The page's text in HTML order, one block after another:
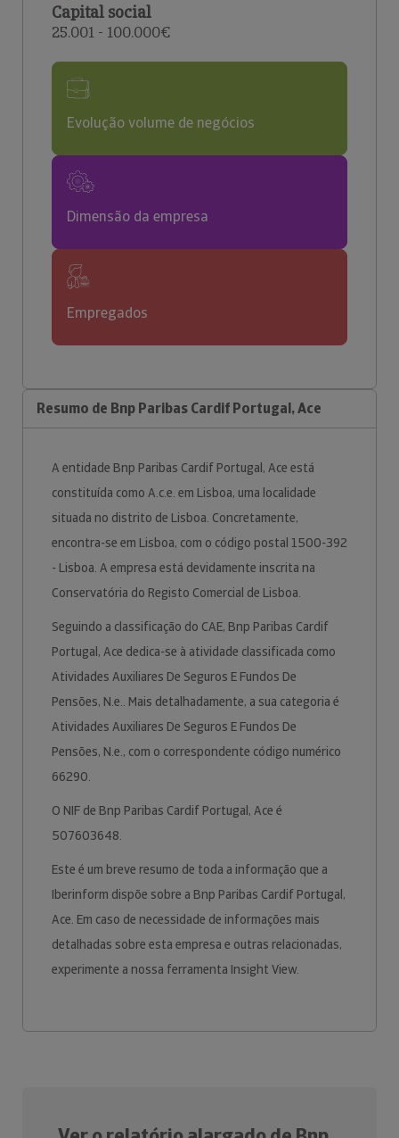
Capital social
25.001 - 100.000€
Evolução volume de negócios
Dimensão da empresa
Empregados
Resumo de Bnp Paribas Cardif Portugal, Ace
A entidade Bnp Paribas Cardif Portugal, Ace está
constituída como A.c.e. em Lisboa, uma localidade
situada no distrito de Lisboa. Concretamente,
encontra-se em Lisboa, com o código postal 1500-392
- Lisboa. A empresa está devidamente inscrita na
Conservatória do Registo Comercial de Lisboa.
Seguindo a classificação do CAE, Bnp Paribas Cardif
Portugal, Ace dedica-se à atividade classificada como
Atividades Auxiliares De Seguros E Fundos De
Pensões, N.e.. Mais detalhadamente, a sua categoria é
Atividades Auxiliares De Seguros E Fundos De
Pensões, N.e., com o correspondente código numérico
66290.
O NIF de Bnp Paribas Cardif Portugal, Ace é
507603648.
Este é um breve resumo de toda a informação que a
Iberinform dispõe sobre a Bnp Paribas Cardif Portugal,
Ace. Em caso de necessidade de informações mais
detalhadas sobre esta empresa e outras relacionadas,
experimente a nossa ferramenta Insight View.